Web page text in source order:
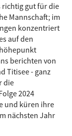
richtig gut für die
Mannschaft; im
konzentriert
auf den
berichten von
Titisee - ganz
die
2024
und küren ihre
nächsten Jahr